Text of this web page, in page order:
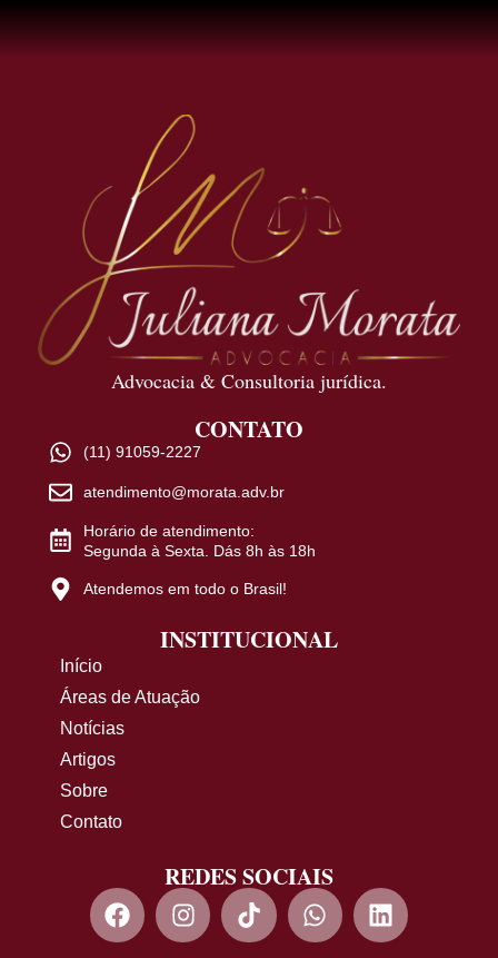
Advocacia & Consultoria jurídica.
CONTATO
(11) 91059-2227
atendimento@morata.adv.br
Horário de atendimento:
Segunda à Sexta. Dás 8h às 18h
Atendemos em todo o Brasil!
INSTITUCIONAL
Início
Áreas de Atuação
Notícias
Artigos
Sobre
Contato
REDES SOCIAIS